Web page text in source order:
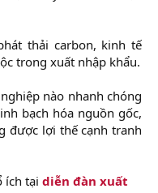
thải carbon, kinh tế
trong xuất nhập khẩu.
nào nhanh chóng
bạch hóa nguồn gốc,
được lợi thế cạnh tranh
ích tại diễn đàn xuất